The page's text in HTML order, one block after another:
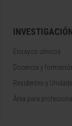
Ensayos clínicos
Docencia y
Residentes y
Área para